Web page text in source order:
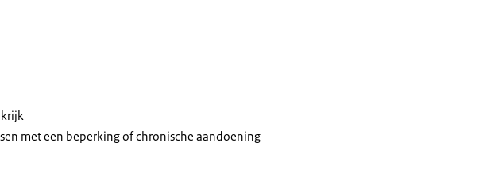
met een beperking of chronische aandoening